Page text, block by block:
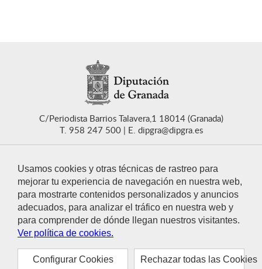
Usamos cookies y otras técnicas de rastreo para
mejorar tu experiencia de navegación en nuestra web,
para mostrarte contenidos personalizados y anuncios
adecuados, para analizar el tráfico en nuestra web y
para comprender de dónde llegan nuestros visitantes.
Ver política de cookies.
Configurar Cookies Rechazar todas las Cookies
C/Periodista Barrios Talavera,1 18014 (Granada)
T. 958 247 500
E. dipgra@dipgra.es
CONTACTO